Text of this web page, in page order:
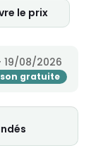
le prix
19/08/2026